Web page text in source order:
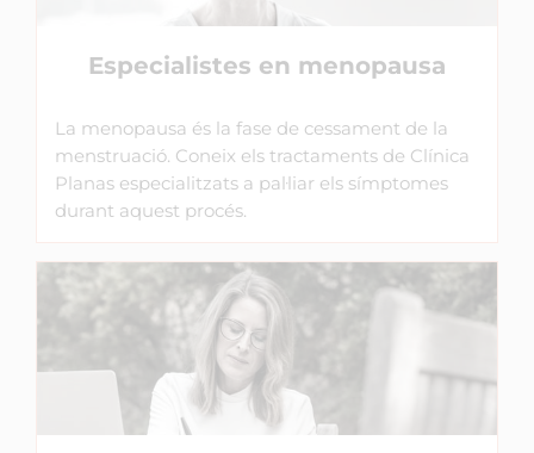
Especialistes en menopausa
La menopausa és la fase de cessament de la
menstruació. Coneix els tractaments de Clínica
Planas especialitzats a pal·liar els símptomes
durant aquest procés.